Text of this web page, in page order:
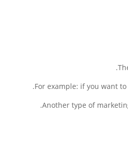
For example: if you want
Another type of